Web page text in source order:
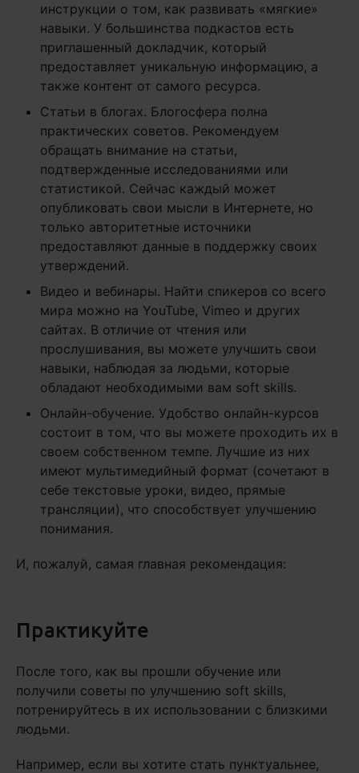
инструкции о том, как развивать «мягкие»
навыки. У большинства подкастов есть
приглашенный докладчик, который
предоставляет уникальную информацию, а
также контент от самого ресурса.
Статьи в блогах. Блогосфера полна
практических советов. Рекомендуем
обращать внимание на статьи,
подтвержденные исследованиями или
статистикой. Сейчас каждый может
опубликовать свои мысли в Интернете, но
только авторитетные источники
предоставляют данные в поддержку своих
утверждений.
Видео и вебинары. Найти спикеров со всего
мира можно на YouTube, Vimeo и других
сайтах. В отличие от чтения или
прослушивания, вы можете улучшить свои
навыки, наблюдая за людьми, которые
обладают необходимыми вам soft skills.
Онлайн-обучение. Удобство онлайн-курсов
состоит в том, что вы можете проходить их в
своем собственном темпе. Лучшие из них
имеют мультимедийный формат (сочетают в
себе текстовые уроки, видео, прямые
трансляции), что способствует улучшению
понимания.
И, пожалуй, самая главная рекомендация:
Практикуйте
После того, как вы прошли обучение или
получили советы по улучшению soft skills,
потренируйтесь в их использовании с близкими
людьми.
Например, если вы хотите стать пунктуальнее,